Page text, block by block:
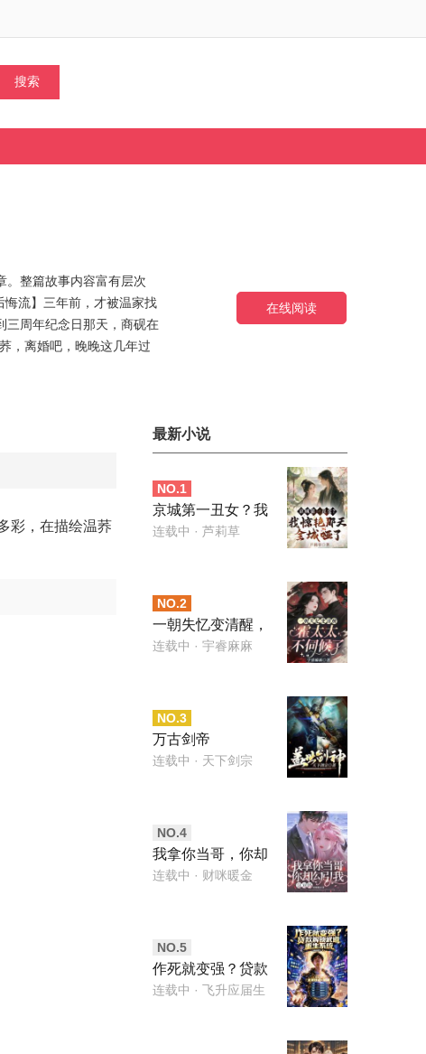
。整篇故事内容富有层次
流】三年前，才被温家找
三周年纪念日那天，商砚在
，离婚吧，晚晚这几年过
在线阅读
彩，在描绘温荞
最新小说
NO.1
京城第一丑女？我
惊艳那天全城哑了
连载中 · 芦莉草
NO.2
一朝失忆变清醒，
霍太太不伺候了
连载中 · 宇睿麻麻
NO.3
万古剑帝
连载中 · 天下剑宗
NO.4
我拿你当哥，你却
勾引我，这对吗
连载中 · 财咪暖金
NO.5
作死就变强？贷款
解锁武道重生系统
连载中 · 飞升应届生